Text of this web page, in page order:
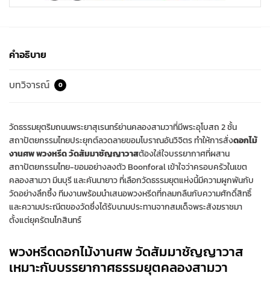
คำอธิบาย
บทวิจารณ์ 0
วัดธรรมยุตริมถนนพระยาสุเรนทร์ย่านคลองสามวาที่มีพระอุโบสถ 2 ชั้น
สถาปัตยกรรมไทยประยุกต์ลวดลายขอมโบราณอันวิจิตร ทำให้การสั่งดอกไม้
งานศพ พวงหรีด วัดสัมมาชัญญาวาสต้องใส่ใจบรรยากาศที่ผสาน
สถาปัตยกรรมไทย-ขอมอย่างลงตัว Boonforal เข้าใจว่าครอบครัวในเขต
คลองสามวา มีนบุรี และคันนายาว ที่เลือกวัดธรรมยุตแห่งนี้มีความผูกพันกับ
วัดอย่างลึกซึ้ง ทีมงานพร้อมนำเสนอพวงหรีดที่กลมกลืนกับความศักดิ์สิทธิ์
และความประณีตของวัดซึ่งได้รับนามประทานจากสมเด็จพระสังฆราชมา
ตั้งแต่ยุครัตนโกสินทร์
พวงหรีดดอกไม้งานศพ วัดสัมมาชัญญาวาส
เหมาะกับบรรยากาศธรรมยุตคลองสามวา